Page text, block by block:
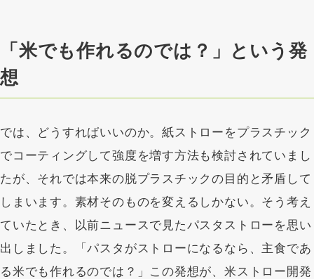
「米でも作れるのでは？」という発
想
では、どうすればいいのか。紙ストローをプラスチック
でコーティングして強度を増す方法も検討されていまし
たが、それでは本来の脱プラスチックの目的と矛盾して
しまいます。素材そのものを変えるしかない。そう考え
ていたとき、以前ニュースで見たパスタストローを思い
出しました。「パスタがストローになるなら、主食であ
る米でも作れるのでは？」この発想が、米ストロー開発